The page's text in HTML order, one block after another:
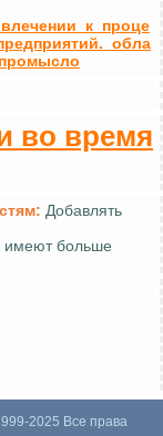
во время
карту сайта
2025 Все права